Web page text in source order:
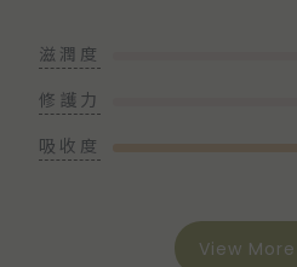
滋潤度
修護力
吸收度
View More